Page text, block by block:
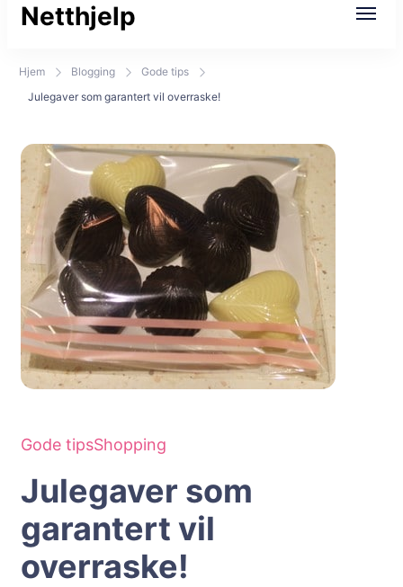
Netthjelp
Hjem Blogging
Gode tips
Julegaver som garantert vil overraske!
Gode tipsShopping
Julegaver som
garantert vil
overraske!